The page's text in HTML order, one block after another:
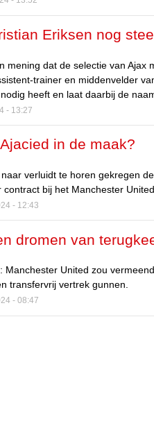
Eriksen nog
mening dat de selectie van
trainer en middenvelder
nodig heeft en laat daarbij de
- 13:27
in de maak?
verluidt te horen gekregen
bij het Manchester
- 12:43
dromen van
Manchester United zou
transfervrij vertrek gunnen.
- 08:47